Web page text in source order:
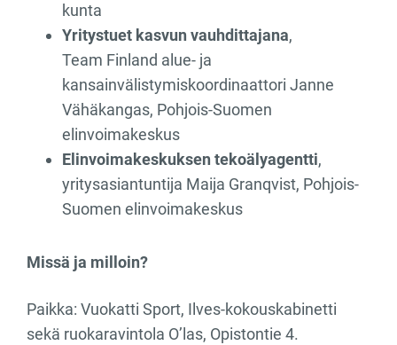
kunta
Yritystuet kasvun vauhdittajana,
Team Finland alue- ja
kansainvälistymiskoordinaattori Janne
Vähäkangas, Pohjois-Suomen
elinvoimakeskus
Elinvoimakeskuksen tekoälyagentti,
yritysasiantuntija Maija Granqvist, Pohjois-
Suomen elinvoimakeskus
Missä ja milloin?
Paikka: Vuokatti Sport, Ilves-kokouskabinetti
sekä ruokaravintola O’las, Opistontie 4.